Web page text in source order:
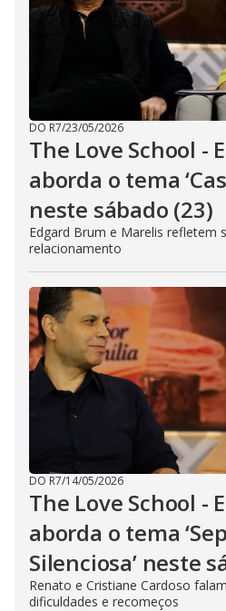
DO R7/23/05/2026
The Love School -
aborda o tema
neste sábado (23)
Edgard Brum e Marelis refletem
relacionamento
DO R7/14/05/2026
The Love School -
aborda o tema
Silenciosa’ neste
Renato e Cristiane Cardoso
dificuldades e recomeços